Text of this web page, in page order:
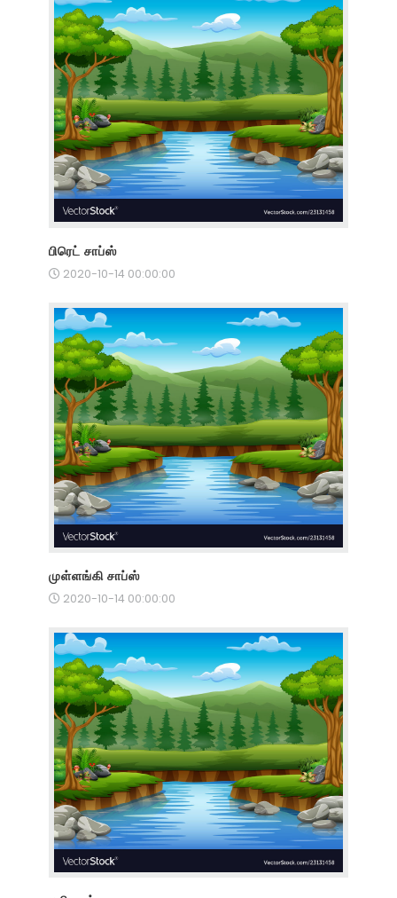
பிரெட் சாப்ஸ்
2020-10-14 00:00:00
முள்ளங்கி சாப்ஸ்
2020-10-14 00:00:00